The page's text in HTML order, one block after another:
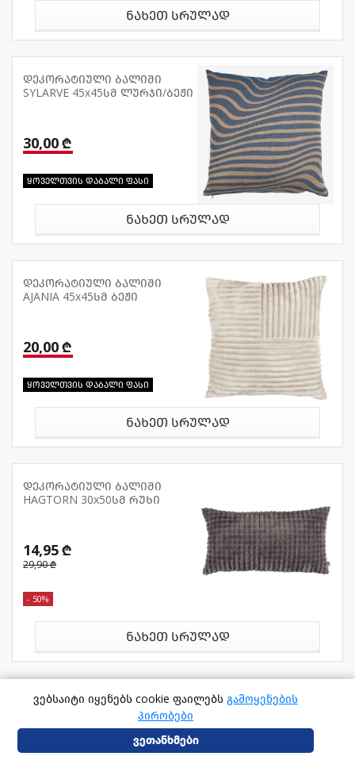
ნახეთ სრულად
დეკორატიული ბალიში
SYLARVE 45x45სმ ლურჯი/ბეჟი
30,00 ₾
ყოველთვის დაბალი ფასი
ნახეთ სრულად
დეკორატიული ბალიში
AJANIA 45x45სმ ბეჟი
20,00 ₾
ყოველთვის დაბალი ფასი
ნახეთ სრულად
დეკორატიული ბალიში
HAGTORN 30x50სმ რუხი
14,95 ₾
29,90 ₾
- 50%
ნახეთ სრულად
დეკორატიული ბალიში LILJE
ვებსაიტი იყენებს cookie ფაილებს გამოყენების
პირობები
ვეთანხმები